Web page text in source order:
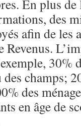
En plus de
des
afin de les
30%
champs;
des
en âge de